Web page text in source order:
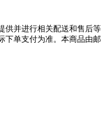
供并进行相关配送和售后等
下单支付为准。本商品由邮